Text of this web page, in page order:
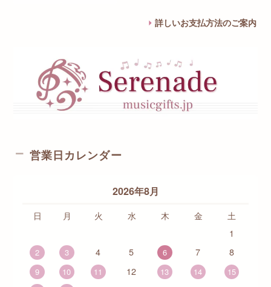
詳しいお支払方法のご案内
営業日カレンダー
2026年8月
日 月 火 水 木 金
土
1
2 3 4 5 6 7 8
9 10 11 12 13 14
15